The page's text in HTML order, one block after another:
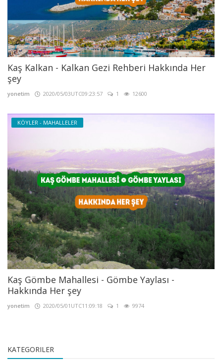
Kaş Kalkan - Kalkan Gezi Rehberi Hakkında Her
şey
yonetim 2020/05/03UTC09:23:57 1 12600
KÖYLER - MAHALLELER
Kaş Gömbe Mahallesi - Gömbe Yaylası -
Hakkında Her şey
yonetim 2020/05/01UTC11:09:18 1 9974
KATEGORILER